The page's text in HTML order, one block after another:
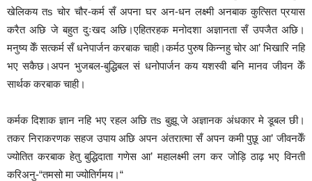
खेलिकय तs चोर चौर-कर्म सँ अपना घर अन-धन लक्ष्मी अनबाक कुत्सित प्रयास
करैत अछि जे बहुत दुःखद अछि।एहितरहक मनोदशा अज्ञानता सँ उपजैत अछि।
मनुष्य केँ सत्कर्म सँ धनेपार्जन करबाक चाही।कर्मठ पुरुष किन्नहु चोर आ’ भिखारि नहि
भए सकैछ।अपन भुजबल-बुद्धिबल सं धनोपार्जन कय यशस्वी बनि मानव जीवन केँ
सार्थक करबाक चाही।
कर्मक दिशाक ज्ञान नहि भए रहल अछि तs बुझू जे अज्ञानक अंधकार मे डूबल छी।
तकर निराकरणक सहज उपाय अछि अपन अंतरात्मा सँ अपन कमी पुछू आ’ जीवनकेँ
ज्योतित करबाक हेतु बुद्धिदाता गणेस आ’ महालक्ष्मी लग कर जोड़ि ठाढ़ भए विनती
करिअनु-“तमसो मा ज्योतिर्गमय।“